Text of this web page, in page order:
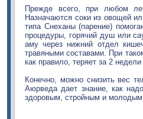
Прежде всего, при любом
Назначаются соки из овощей
типа Снеханы (парение)
процедуры, горячий душ или
аму через нижний отдел
травяными составами. При
как правило, теряет за 2
Конечно, можно снизить вес
Аюрведа дает знание, как
здоровым, стройным и молодым